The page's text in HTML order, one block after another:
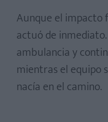
Aunque el impacto
actuó de
ambulancia y
mientras el equipo
nacía en el camino.